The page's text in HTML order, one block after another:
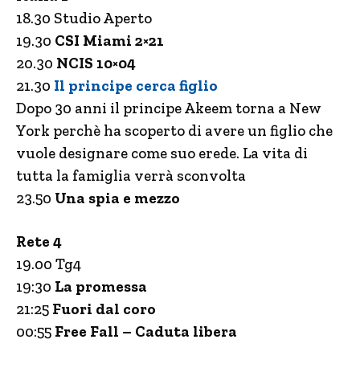
18.30 Studio Aperto
19.30 CSI Miami 2×21
20.30 NCIS 10×04
21.30 Il principe cerca figlio
Dopo 30 anni il principe Akeem torna a New
York perchè ha scoperto di avere un figlio che
vuole designare come suo erede. La vita di
tutta la famiglia verrà sconvolta
23.50 Una spia e mezzo
Rete 4
19.00 Tg4
19:30 La promessa
21:25 Fuori dal coro
00:55 Free Fall – Caduta libera